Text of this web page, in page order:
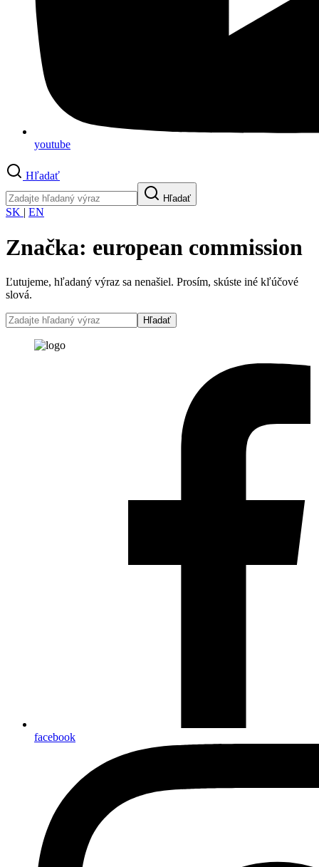
youtube
Hľadať
Hľadať
SK | EN
Značka: european commission
Ľutujeme, hľadaný výraz sa nenašiel. Prosím, skúste iné kľúčové
slová.
facebook